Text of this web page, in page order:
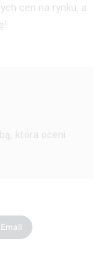
cen na rynku, a
która oceni
Email